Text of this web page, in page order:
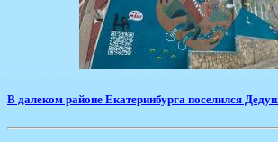
В далеком районе Екатеринбурга поселился